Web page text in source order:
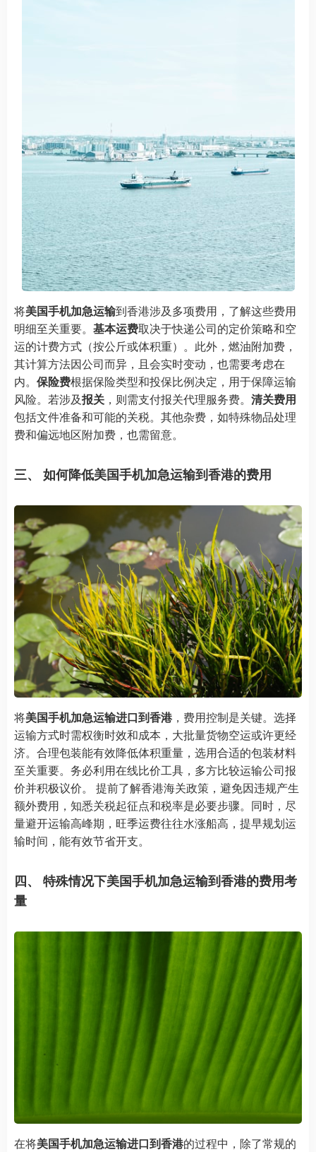
将美国手机加急运输到香港涉及多项费用，了解这些费用
明细至关重要。 基本运费取决于快递公司的定价策略和空
运的计费方式（按公斤或体积重）。此外，燃油附加费，
其计算方法因公司而异，且会实时变动，也需要考虑在
内。 保险费根据保险类型和投保比例决定，用于保障运输
风险。若涉及报关 ，则需支付报关代理服务费。 清关费用
包括文件准备和可能的关税。其他杂费，如特殊物品处理
费和偏远地区附加费，也需留意。
三、 如何降低美国手机加急运输到香港的费用
将美国手机加急运输进口到香港，费用控制是关键。选择
运输方式时需权衡时效和成本，大批量货物空运或许更经
济。合理包装能有效降低体积重量，选用合适的包装材料
至关重要。务必利用在线比价工具，多方比较运输公司报
价并积极议价。 提前了解香港海关政策，避免因违规产生
额外费用，知悉关税起征点和税率是必要步骤。同时，尽
量避开运输高峰期，旺季运费往往水涨船高，提早规划运
输时间，能有效节省开支。
四、 特殊情况下美国手机加急运输到香港的费用考
量
在将美国手机加急运输进口到香港的过程中，除了常规的